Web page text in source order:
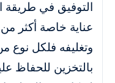
التوفيق في طريقة
عناية خاصة أكثر
وتغليفه فلكل نوع
بالتخزين للحفاظ